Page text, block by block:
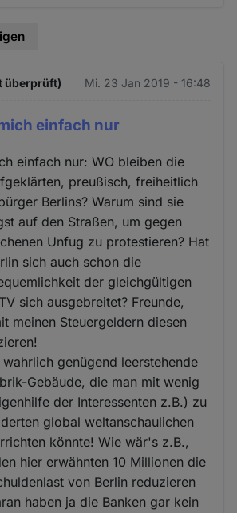
überprüft) Mi. 23 Jan 2019 - 16:48
einfach nur
einfach nur: WO bleiben die
preußisch, freiheitlich
Berlins? Warum sind sie
auf den Straßen, um gegen
Unfug zu protestieren? Hat
sich auch schon die
der gleichgültigen
sich ausgebreitet? Freunde,
meinen Steuergeldern diesen
genügend leerstehende
Gebäude, die man mit wenig
der Interessenten z.B.) zu
global weltanschaulichen
könnte! Wie wär's z.B.,
hier erwähnten 10 Millionen die
von Berlin reduzieren
haben ja die Banken gar kein